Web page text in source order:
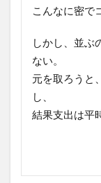
こんなに密で
しかし、並ぶ
ない。
元を取ろうと
し、
結果支出は平